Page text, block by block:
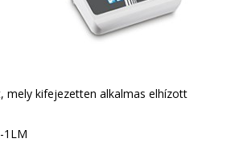
mely kifejezetten alkalmas elhízott
1LM